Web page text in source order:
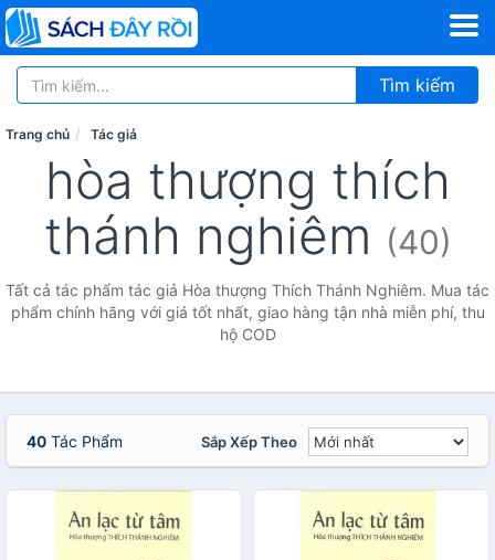
Tìm kiếm
Trang chủ Tác giả
hòa thượng thích
thánh nghiêm (40)
Tất cả tác phẩm tác giả Hòa thượng Thích Thánh Nghiêm. Mua tác
phẩm chính hãng với giá tốt nhất, giao hàng tận nhà miễn phí, thu
hộ COD
40 Tác Phẩm Sắp Xếp Theo